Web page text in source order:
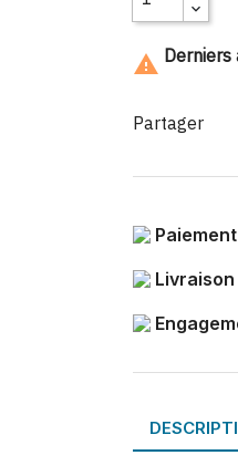

Partager